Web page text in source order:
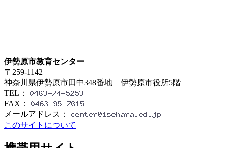
伊勢原市教育センター
〒259-1142
神奈川県伊勢原市田中348番地 伊勢原市役所5階
TEL：
FAX：
メールアドレス：
このサイトについて